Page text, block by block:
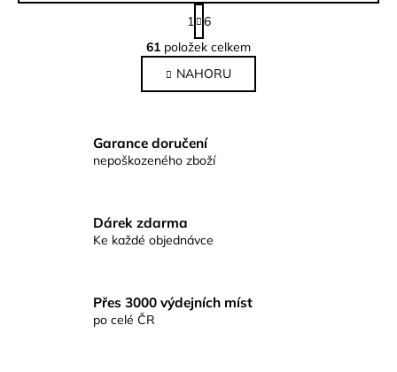
O
v
l
á
a
c
v
v
ý
S
t
r
á
n
k
á
n
1
6
61 položek celkem
NAHORU
Garance doručení
nepoškozeného zboží
Dárek zdarma
Ke každé objednávce
Přes 3000 výdejních míst
po celé ČR